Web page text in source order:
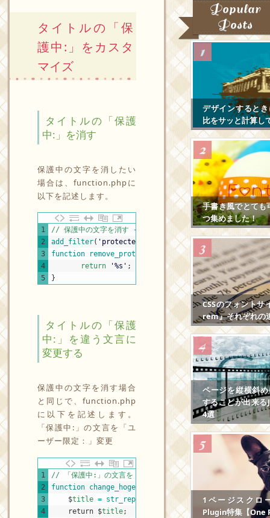
タイトルの「保
護中:」をカスタ
マイズ
タイトルの「保護
中:」を消す
保護中の文字を消したい
場合は、function.phpに
以下を記述します。
PHP
1
2
3
4
5
// 保護中の文字を消す
add_filter( 'protected_title_format'
function
remove_protected $title
return
'%s' ;
}
タイトルの「保護
中:」を違う文言に
変更する
保護中の文字を消す場合
と同じで、function.php
に以下を記述します。
「保護中:」の文言を「ユ
ーザー限定：」変更
1
2
3
4
// 「保護中:」の文言を「ユーザー限定：」変更
function
change_hoge_title title
$title = str_replace '保護中: ' 'ユーザー限定：' ,
return
$title;
Popular
Posts
デザインすると
比をサッと計算し
手書き風でとても
つ集めました！
CSSのフォント
rem』それぞれの
ページを縦横斜
することが出来
4選
1ページスクロ
Plugin特集【One